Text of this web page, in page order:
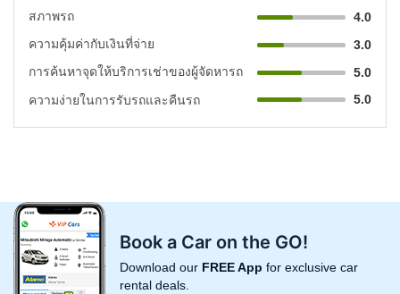
สภาพรถ
4.0
ความคุ้มค่ากับเงินที่จ่าย
3.0
การค้นหาจุดให้บริการเช่าของผู้จัดหารถ
5.0
ความง่ายในการรับรถและคืนรถ
5.0
Book a Car on the GO!
Download our FREE App for exclusive car
rental deals.